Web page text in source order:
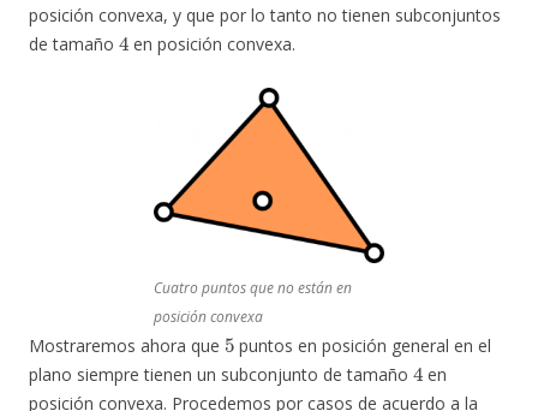
posición convexa, y que por lo tanto no tienen subconjuntos
de tamaño
4
en posición convexa.
Cuatro puntos que no están en
posición convexa
Mostraremos ahora que
5
puntos en posición general en el
plano siempre tienen un subconjunto de tamaño
4
en
posición convexa. Procedemos por casos de acuerdo a la